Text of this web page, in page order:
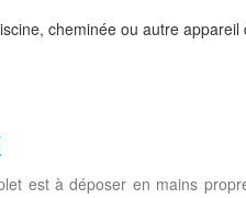
cheminée ou autre
est à déposer en mains